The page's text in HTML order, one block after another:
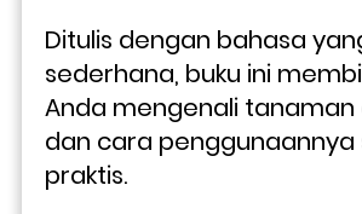
Ditulis dengan bahasa
sederhana, buku ini
Anda mengenali tanaman
dan cara penggunaannya
praktis.